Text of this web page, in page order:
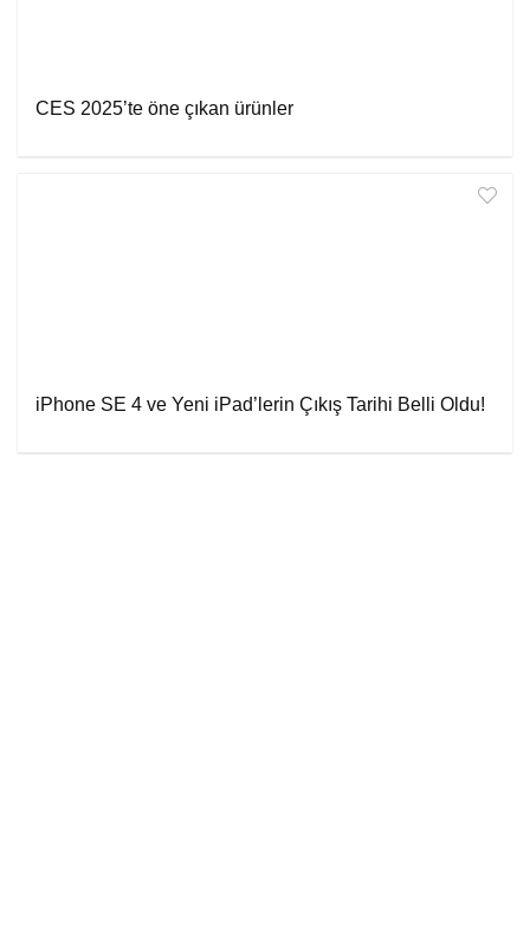
CES 2025’te öne çıkan ürünler
iPhone SE 4 ve Yeni iPad’lerin Çıkış Tarihi Belli Oldu!